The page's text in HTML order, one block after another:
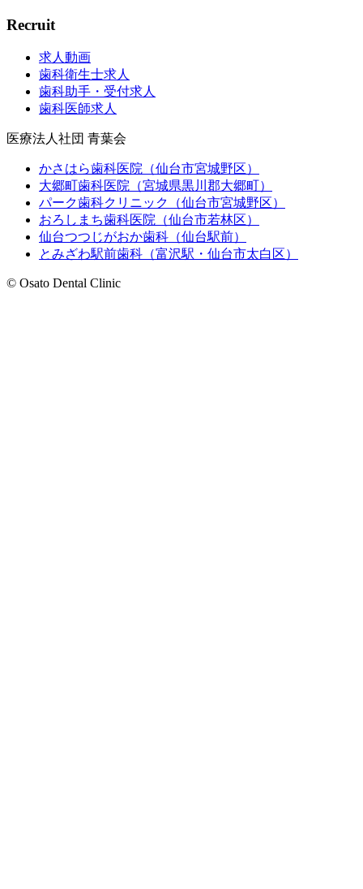
Recruit
求人動画
歯科衛生士求人
歯科助手・受付求人
歯科医師求人
医療法人社団 青葉会
かさはら歯科医院（仙台市宮城野区）
大郷町歯科医院（宮城県黒川郡大郷町）
パーク歯科クリニック（仙台市宮城野区）
おろしまち歯科医院（仙台市若林区）
仙台つつじがおか歯科（仙台駅前）
とみざわ駅前歯科（富沢駅・仙台市太白区）
© Osato Dental Clinic